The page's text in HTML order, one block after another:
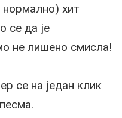
нормално) хит
се да је
не лишено смисла!
се на један клик